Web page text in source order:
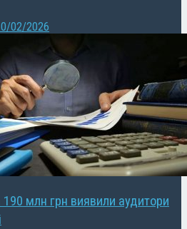
02/2026
млн грн виявили аудитори